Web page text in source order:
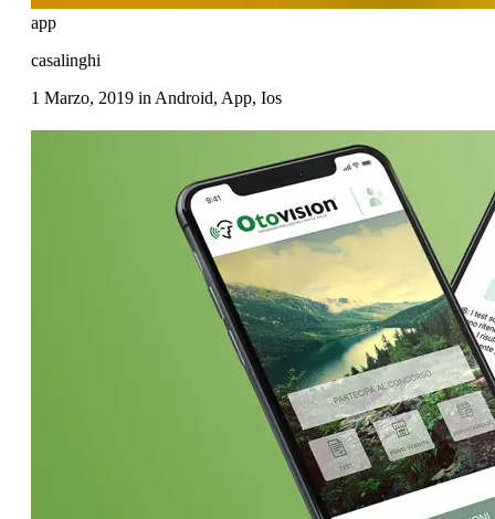
app
casalinghi
1 Marzo, 2019 in Android, App, Ios